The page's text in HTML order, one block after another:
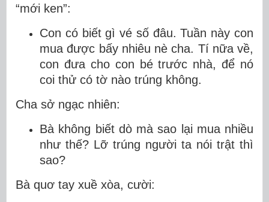
“mới ken”:
Con có biết gì vé số đâu. Tuần này con
mua được bấy nhiêu nè cha. Tí nữa về,
con đưa cho con bé trước nhà, để nó
coi thử có tờ nào trúng không.
Cha sở ngạc nhiên:
Bà không biết dò mà sao lại mua nhiều
như thế? Lỡ trúng người ta nói trật thì
sao?
Bà quơ tay xuề xòa, cười: